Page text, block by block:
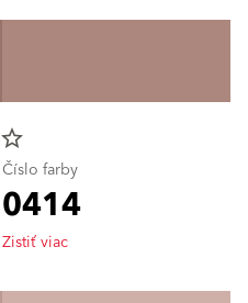
star_border
Číslo farby
0414
Zistiť viac